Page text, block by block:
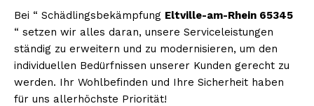
Bei “ Schädlingsbekämpfung Eltville-am-Rhein 65345
“ setzen wir alles daran, unsere Serviceleistungen
ständig zu erweitern und zu modernisieren, um den
individuellen Bedürfnissen unserer Kunden gerecht zu
werden. Ihr Wohlbefinden und Ihre Sicherheit haben
für uns allerhöchste Priorität!